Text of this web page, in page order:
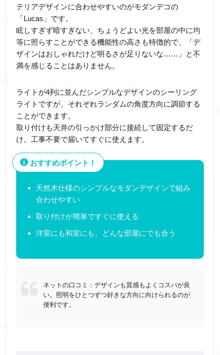
テリアデザインに合わせやすいのがモダンデコの
「Lucas」です。
眩しすぎず暗すぎない、ちょうどよい光を部屋の中に均
等に照らすことができる機能性の高さも特徴的で、「デ
ザインはおしゃれだけど明るさが足りないな……」と不
満を感じることはありません。
ライトが4列に並んだシンプルなデザインのシーリング
ライトですが、それぞれランダムの角度方向に調節する
ことができます。
取り付けも天井の引っかけ部分に接続して固定するだ
け。工事不要で届いてすぐに使えます。
おすすめポイント！
天然木仕様のシンプルなモダンデザインで組み
合わせやすい
取り付けが簡単ですぐに使える
洋室にも和室にも、どんな部屋にでも合う
ネットの口コミ：デザインも質感もよくコスパが良
い。照明をひとつずつ好きな方向に向けられるのが
便利です。